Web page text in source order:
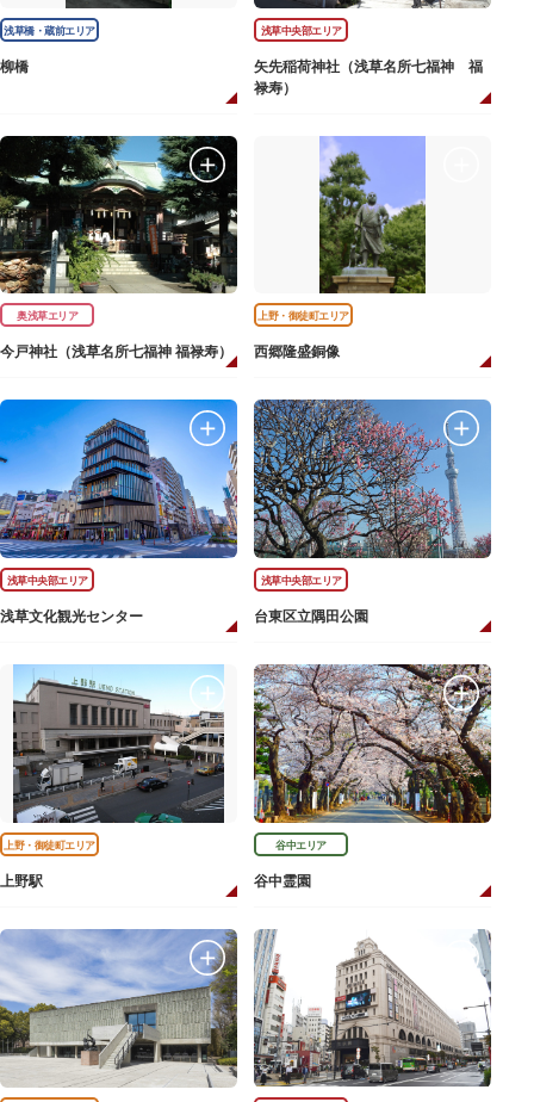
浅草橋・蔵前エリア
柳橋
浅草中央部エリア
矢先稲荷神社（浅草名所七福神 福
禄寿）
奥浅草エリア
今戸神社（浅草名所七福神 福禄寿）
上野・御徒町エリア
西郷隆盛銅像
浅草中央部エリア
浅草文化観光センター
浅草中央部エリア
台東区立隅田公園
上野・御徒町エリア
上野駅
谷中エリア
谷中霊園